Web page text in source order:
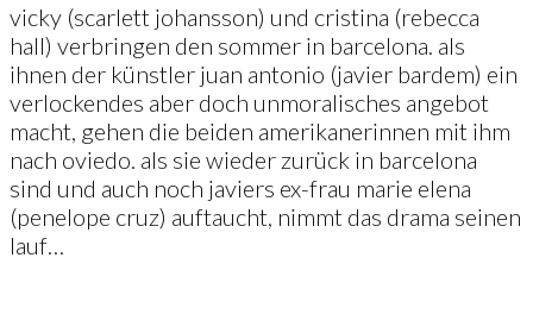
vicky (scarlett johansson) und cristina (rebecca
hall) verbringen den sommer in barcelona. als
ihnen der künstler juan antonio (javier bardem) ein
verlockendes aber doch unmoralisches angebot
macht, gehen die beiden amerikanerinnen mit ihm
nach oviedo. als sie wieder zurück in barcelona
sind und auch noch javiers ex-frau marie elena
(penelope cruz) auftaucht, nimmt das drama seinen
lauf…